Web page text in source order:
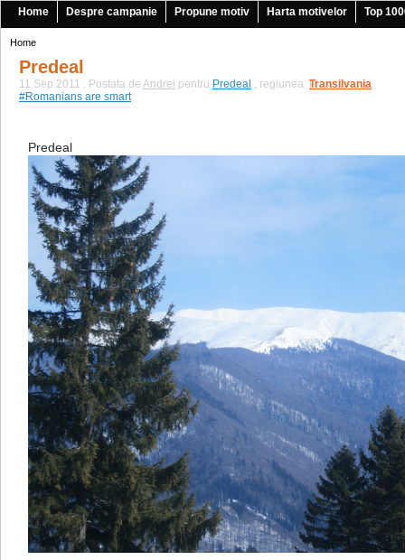
Home Despre campanie Propune motiv Harta motivelor Top
Home
Predeal
11.Sep.2011 . Postata de Andrei pentru Predeal , regiunea Transilvania
|
#Romanians are smart
Predeal